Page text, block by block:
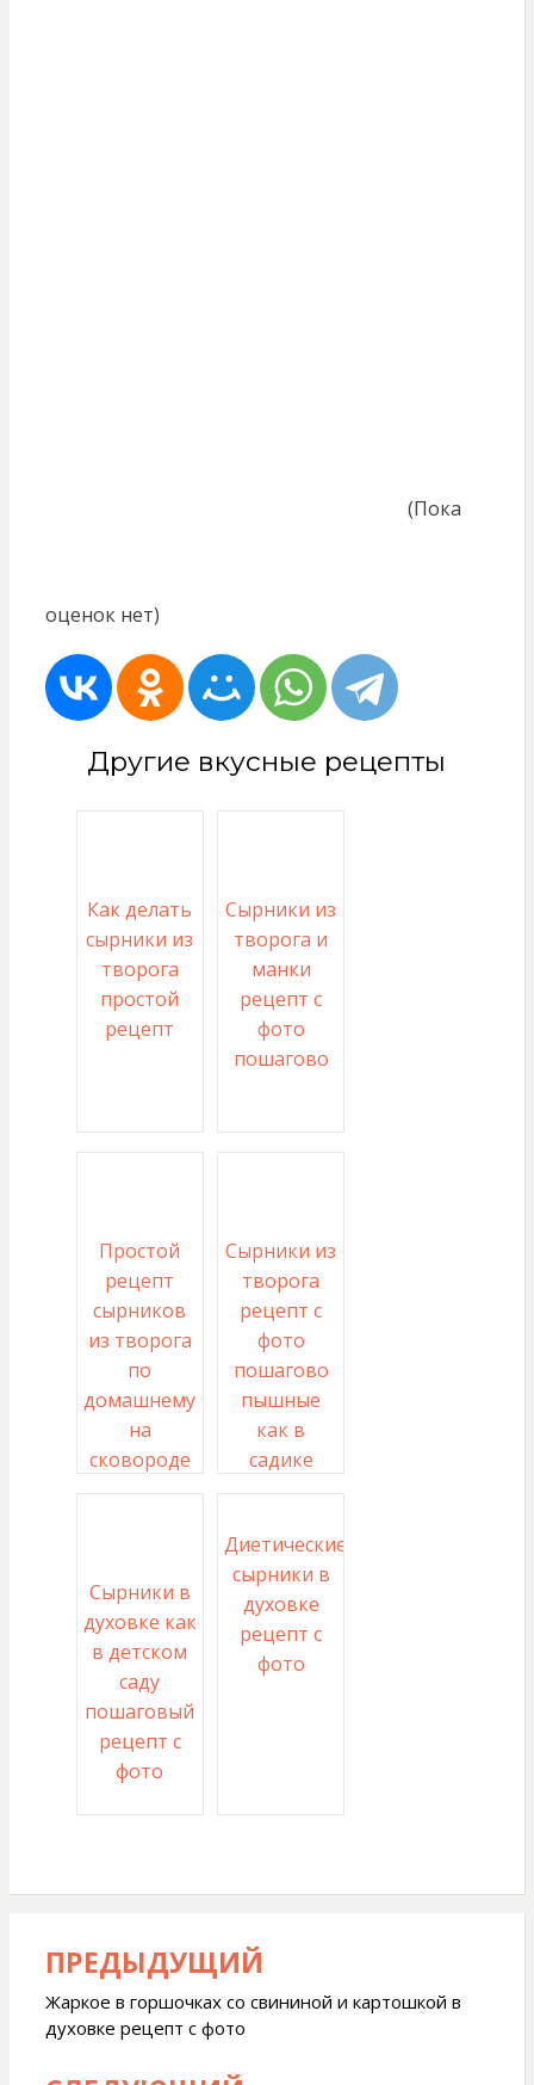
(Пока
оценок нет)
Другие вкусные рецепты
Как делать
сырники из
творога
простой
рецепт
Сырники из
творога и
манки
рецепт с
фото
пошагово
Простой
рецепт
сырников
из творога
по
домашнему
на
сковороде
Сырники из
творога
рецепт с
фото
пошагово
пышные
как в
садике
Сырники в
духовке как
в детском
саду
пошаговый
рецепт с
фото
Диетические
сырники в
духовке
рецепт с
фото
Навигация
по
записям
ПРЕДЫДУЩИЙ
Жаркое в горшочках со свининой и картошкой в
духовке рецепт с фото